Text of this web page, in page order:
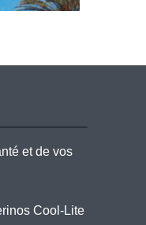
et de vos
Cool-Lite